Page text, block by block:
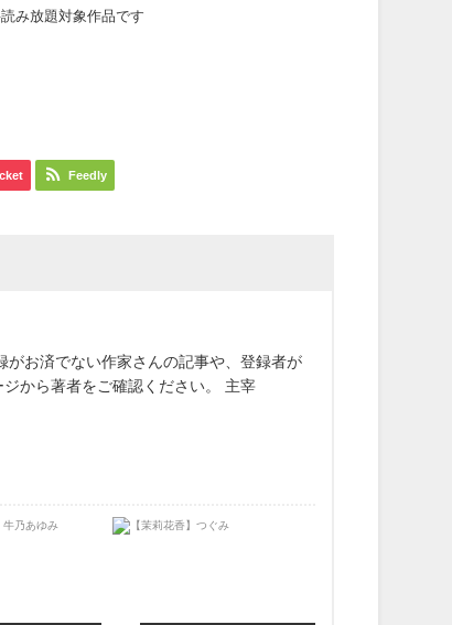
み放題対象作品です
Feedly
がお済でない作家さんの記事や、登録者が
ジから著者をご確認ください。 主宰